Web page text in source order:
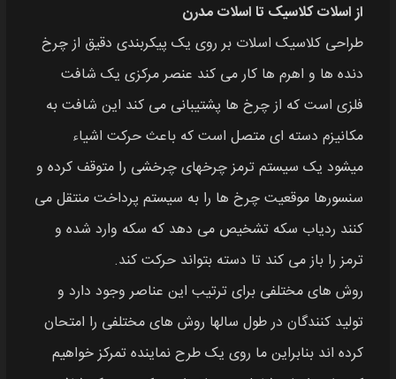
از اسلات کلاسیک تا اسلات مدرن
طراحی کلاسیک اسلات بر روی یک پیکربندی دقیق از چرخ
دنده‌ ها و اهرم‌ ها کار می‌ کند عنصر مرکزی یک شافت
فلزی است که از چرخ‌ ها پشتیبانی می‌ کند این شافت به
مکانیزم دسته‌ ای متصل است که باعث حرکت اشیاء
میشود یک سیستم ترمز چرخهای چرخشی را متوقف کرده و
سنسورها موقعیت چرخ‌ ها را به سیستم پرداخت منتقل می‌
کنند ردیاب سکه تشخیص می‌ دهد که سکه وارد شده و
ترمز را باز می‌ کند تا دسته بتواند حرکت کند.
روش‌ های مختلفی برای ترتیب این عناصر وجود دارد و
تولید کنندگان در طول سالها روش‌ های مختلفی را امتحان
کرده‌ اند بنابراین ما روی یک طرح نماینده تمرکز خواهیم